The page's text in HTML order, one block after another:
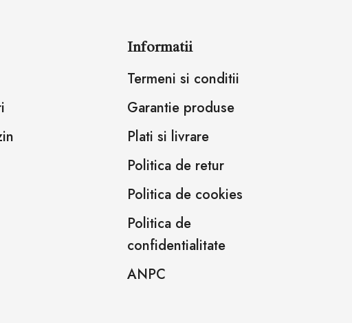
Informatii
Termeni si conditii
Garantie produse
Plati si livrare
Politica de retur
Politica de cookies
Politica de
confidentialitate
ANPC